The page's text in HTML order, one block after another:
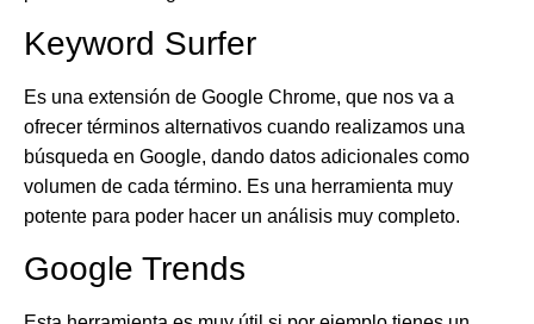
Keyword Surfer
Es una extensión de Google Chrome, que nos va a
ofrecer términos alternativos cuando realizamos una
búsqueda en Google, dando datos adicionales como
volumen de cada término. Es una herramienta muy
potente para poder hacer un análisis muy completo.
Google Trends